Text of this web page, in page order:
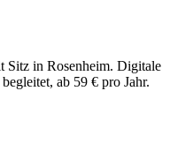
Sitz in Rosenheim. Digitale
ab 59 € pro Jahr.